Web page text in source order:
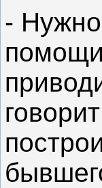
- Нужно